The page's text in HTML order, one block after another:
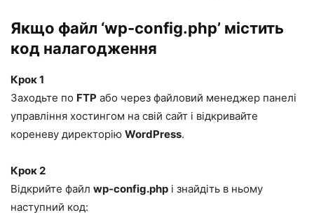
Якщо файл ‘wp-config.php’ містить
код налагодження
Крок 1
Заходьте по FTP або через файловий менеджер панелі
управління хостингом на свій сайт і відкривайте
кореневу директорію WordPress.
Крок 2
Відкрийте файл wp-config.php і знайдіть в ньому
наступний код: